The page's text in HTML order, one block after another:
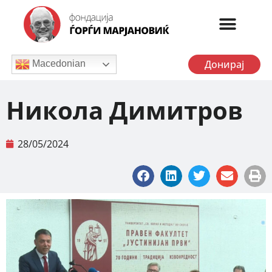
Macedonian Донирај
Никола Димитров
28/05/2024